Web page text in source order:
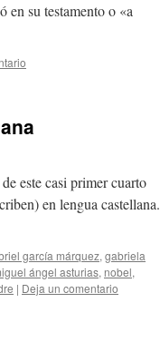
en su testamento o «a
este casi primer cuarto
en lengua castellana.
garcía márquez, gabriela
ángel asturias, nobel,
| Deja un comentario